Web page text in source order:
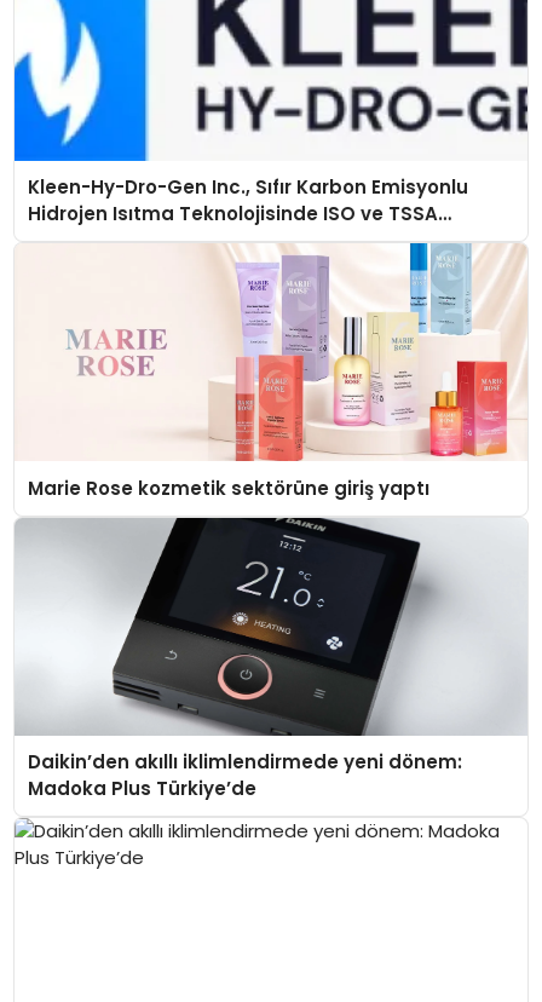
Kleen-Hy-Dro-Gen Inc., Sıfır Karbon Emisyonlu
Hidrojen Isıtma Teknolojisinde ISO ve TSSA
Düzenleyici Onaylarını Aldı
Marie Rose kozmetik sektörüne giriş yaptı
Daikin’den akıllı iklimlendirmede yeni dönem:
Madoka Plus Türkiye’de